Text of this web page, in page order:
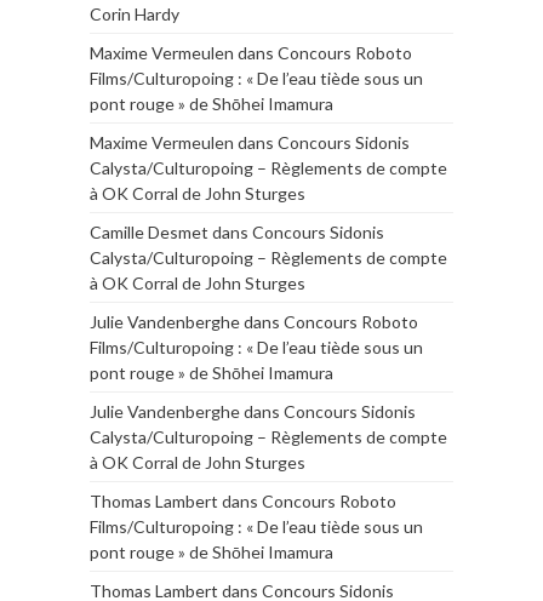
Corin Hardy
Maxime Vermeulen dans Concours Roboto
Films/Culturopoing : « De l’eau tiède sous un
pont rouge » de Shōhei Imamura
Maxime Vermeulen dans Concours Sidonis
Calysta/Culturopoing – Règlements de compte
à OK Corral de John Sturges
Camille Desmet dans Concours Sidonis
Calysta/Culturopoing – Règlements de compte
à OK Corral de John Sturges
Julie Vandenberghedans Concours Roboto
Films/Culturopoing : « De l’eau tiède sous un
pont rouge » de Shōhei Imamura
Julie Vandenberghedans Concours Sidonis
Calysta/Culturopoing – Règlements de compte
à OK Corral de John Sturges
Thomas Lambert dans Concours Roboto
Films/Culturopoing : « De l’eau tiède sous un
pont rouge » de Shōhei Imamura
Thomas Lambert dans Concours Sidonis